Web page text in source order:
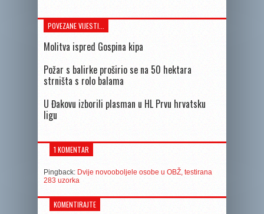
POVEZANE VIJESTI...
Molitva ispred Gospina kipa
Požar s balirke proširio se na 50 hektara
strništa s rolo balama
U Đakovu izborili plasman u HL Prvu hrvatsku
ligu
1 KOMENTAR
Pingback: Dvije novooboljele osobe u OBŽ, testirana
283 uzorka
KOMENTIRAJTE